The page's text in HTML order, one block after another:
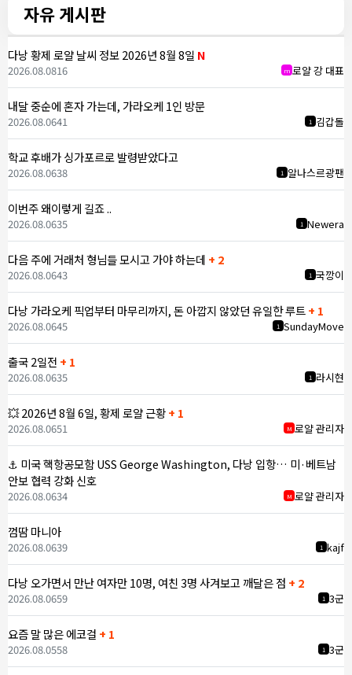
자유 게시판
다낭 황제 로얄 날씨 정보 2026년 8월 8일 N
m 로얄 강 대표
2026.08.0816
내달 중순에 혼자 가는데, 가라오케 1인 방문
1 김갑돌
2026.08.0641
학교 후배가 싱가포르로 발령받았다고
1 알나스르광팬
2026.08.0638
이번주 왜이렇게 길죠 ..
1 Newera
2026.08.0635
다음 주에 거래처 형님들 모시고 가야 하는데 + 2
1 국깡이
2026.08.0643
다낭 가라오케 픽업부터 마무리까지, 돈 아깝지 않았던 유일한 루트+ 1
1 SundayMove
2026.08.0645
출국 2일전 + 1
1 라시현
2026.08.0635
💥 2026년 8월 6일, 황제 로얄 근황+ 1
M 로얄 관리자
2026.08.0651
⚓ 미국 핵항공모함 USS George Washington, 다낭 입항… 미·베트남
안보 협력 강화 신호
M 로얄 관리자
2026.08.0634
껌땀 마니아
1 kajf
2026.08.0639
다낭 오가면서 만난 여자만 10명, 여친 3명 사겨보고 깨달은 점 + 2
1 3군
2026.08.0659
요즘 말 많은 에코걸 + 1
1 3군
2026.08.0558